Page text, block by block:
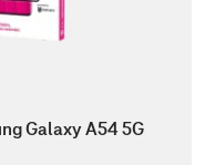
Galaxy A54 5G